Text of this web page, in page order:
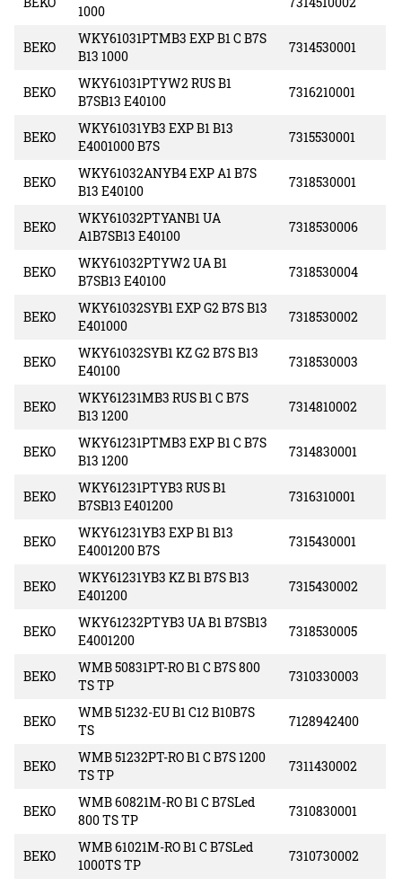
1000
BEKO
WKY61031PTMB3 EXP B1 C B7S
B13 1000
7314530001
BEKO
WKY61031PTYW2 RUS B1
B7SB13 E40100
7316210001
BEKO
WKY61031YB3 EXP B1 B13
E4001000 B7S
7315530001
BEKO
WKY61032ANYB4 EXP A1 B7S
B13 E40100
7318530001
BEKO
WKY61032PTYANB1 UA
A1B7SB13 E40100
7318530006
BEKO
WKY61032PTYW2 UA B1
B7SB13 E40100
7318530004
BEKO
WKY61032SYB1 EXP G2 B7S B13
E401000
7318530002
BEKO
WKY61032SYB1 KZ G2 B7S B13
E40100
7318530003
BEKO
WKY61231MB3 RUS B1 C B7S
B13 1200
7314810002
BEKO
WKY61231PTMB3 EXP B1 C B7S
B13 1200
7314830001
BEKO
WKY61231PTYB3 RUS B1
B7SB13 E401200
7316310001
BEKO
WKY61231YB3 EXP B1 B13
E4001200 B7S
7315430001
BEKO
WKY61231YB3 KZ B1 B7S B13
E401200
7315430002
BEKO
WKY61232PTYB3 UA B1 B7SB13
E4001200
7318530005
BEKO
WMB 50831PT-RO B1 C B7S 800
TS TP
7310330003
BEKO
WMB 51232-EU B1 C12 B10B7S
TS
7128942400
BEKO
WMB 51232PT-RO B1 C B7S 1200
TS TP
7311430002
BEKO
WMB 60821M-RO B1 C B7SLed
800 TS TP
7310830001
BEKO
WMB 61021M-RO B1 C B7SLed
1000TS TP
7310730002